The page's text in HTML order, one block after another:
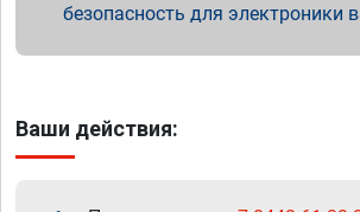
безопасность для электроники
Ваши действия: